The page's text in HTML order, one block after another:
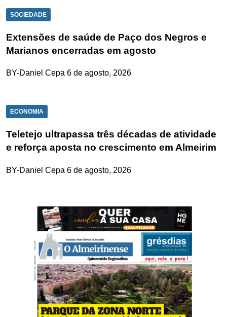
SOCIEDADE
Extensões de saúde de Paço dos Negros e
Marianos encerradas em agosto
BY-Daniel Cepa 6 de agosto, 2026
ECONOMIA
Teletejo ultrapassa três décadas de atividade
e reforça aposta no crescimento em Almeirim
BY-Daniel Cepa 6 de agosto, 2026